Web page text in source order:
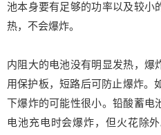
池本身要有足够的功率以及较小
热，不会爆炸。
内阻大的电池没有明显发热，爆
用保护板，短路后可防止爆炸。
下爆炸的可能性很小。铅酸蓄电
电池充电时会爆炸，但火花除